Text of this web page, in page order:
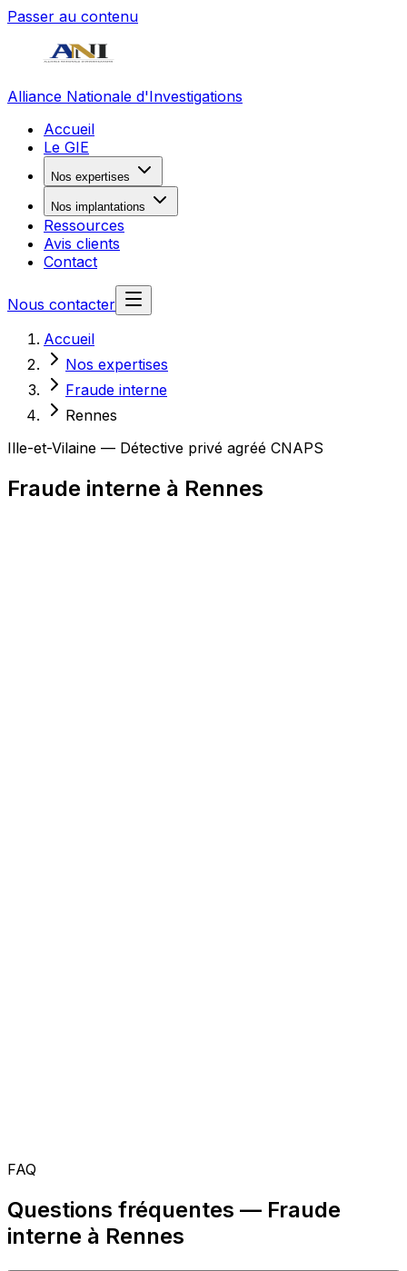
Passer au contenu
Alliance Nationale d'Investigations
Accueil
Le GIE
Nos expertises
Nos implantations
Ressources
Avis clients
Contact
Nous contacter
Accueil
Nos expertises
Fraude interne
Rennes
Ille-et-Vilaine — Détective privé agréé CNAPS
Fraude interne à Rennes
FAQ
Questions fréquentes — Fraude
interne à Rennes